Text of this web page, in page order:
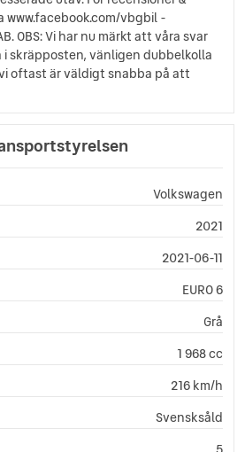
fram
www.facebook.com/vbgbil -
OBS: Vi har nu märkt att våra svar
i skräpposten, vänligen dubbelkolla
oftast är väldigt snabba på att
Volkswagen
2021
2021-06-11
EURO 6
Grå
1 968 cc
216 km/h
Svensksåld